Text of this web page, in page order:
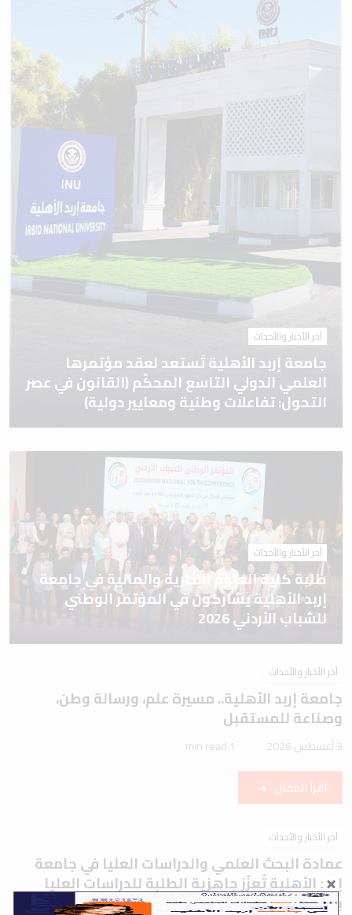
آخر الأخبار والأحداث
جامعة إربد الأهلية تَستعد لعقد مؤتمرها
العلمي الدولي التاسع المحكّم (القانون في عصر
التحول: تفاعلات وطنية ومعايير دولية)
آخر الأخبار والأحداث
طلبة كلية العلوم الإدارية والمالية في جامعة
إربد الأهلية يشاركون في المؤتمر الوطني
للشباب الأردني 2026
آخر الأخبار والأحداث
جامعة إربد الأهلية.. مسيرة علم، ورسالة وطن،
وصناعة للمستقبل
3 أغسطس 2026 1 min read
اقرأ المقال
آخر الأخبار والأحداث
عمادة البحث العلمي والدراسات العليا في جامعة
إربد الأهلية تُعزّز جاهزية الطلبة للدراسات العليا
بورشة تعريفية حول اختباري IELTS وTOEFL